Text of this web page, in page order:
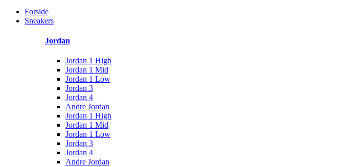
Forside
Sneakers
Jordan
Jordan 1 High
Jordan 1 Mid
Jordan 1 Low
Jordan 3
Jordan 4
Andre Jordan
Jordan 1 High
Jordan 1 Mid
Jordan 1 Low
Jordan 3
Jordan 4
Andre Jordan